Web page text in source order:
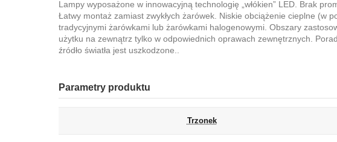
Lampy wyposażone w innowacyjną technologię „włókien” LED. Brak
Łatwy montaż zamiast zwykłych żarówek. Niskie obciążenie cieplne
tradycyjnymi żarówkami lub żarówkami halogenowymi. Obszary
użytku na zewnątrz tylko w odpowiednich oprawach zewnętrznych.
źródło światła jest uszkodzone..
Parametry produktu
Trzonek